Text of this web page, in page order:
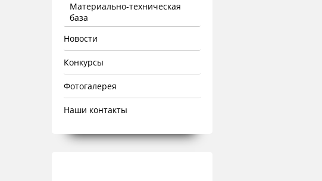
Материально-техническая
база
Новости
Конкурсы
Фотогалерея
Наши контакты